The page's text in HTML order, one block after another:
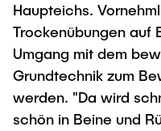
Haupteichs.
Trockenübungen auf
Umgang mit dem
Grundtechnik zum
werden. "Da wird
schön in Beine und